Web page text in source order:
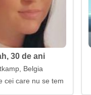
30 de ani
Belgia
cei care nu se tem